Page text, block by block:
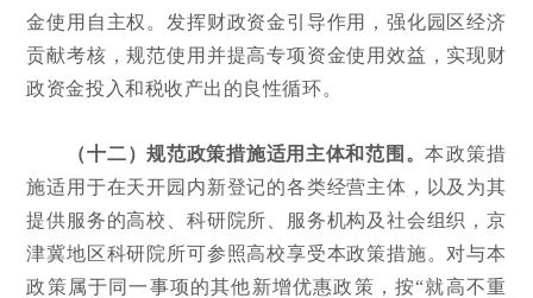
金使用自主权。发挥财政资金引导作用，强化园区经济
贡献考核，规范使用并提高专项资金使用效益，实现财
政资金投入和税收产出的良性循环。
（十二）规范政策措施适用主体和范围。本政策措
施适用于在天开园内新登记的各类经营主体，以及为其
提供服务的高校、科研院所、服务机构及社会组织，京
津冀地区科研院所可参照高校享受本政策措施。对与本
政策属于同一事项的其他新增优惠政策，按“就高不重